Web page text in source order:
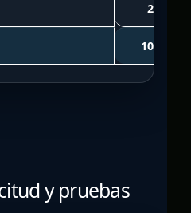
2
101
y pruebas